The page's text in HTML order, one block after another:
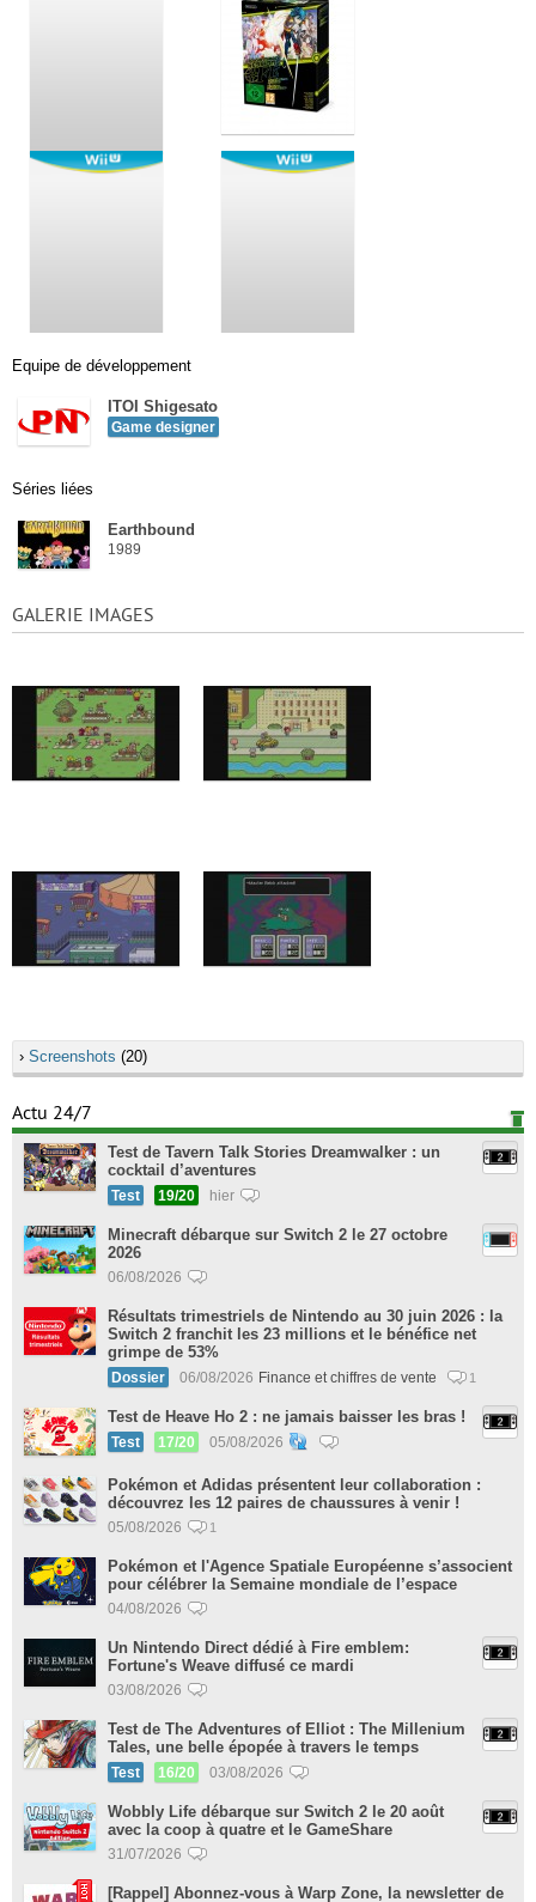
Equipe de développement
ITOI Shigesato
Game designer
Séries liées
Earthbound
1989
GALERIE IMAGES
› Screenshots (20)
Actu 24/7
Test de Tavern Talk Stories Dreamwalker : un
cocktail d’aventures
Test 19/20 hier
Minecraft débarque sur Switch 2 le 27 octobre
2026
06/08/2026
Résultats trimestriels de Nintendo au 30 juin 2026 : la
Switch 2 franchit les 23 millions et le bénéfice net
grimpe de 53%
Dossier 06/08/2026 Finance et chiffres de vente 1
Test de Heave Ho 2 : ne jamais baisser les bras !
Test 17/20 05/08/2026
Pokémon et Adidas présentent leur collaboration :
découvrez les 12 paires de chaussures à venir !
05/08/2026 1
Pokémon et l'Agence Spatiale Européenne s’associent
pour célébrer la Semaine mondiale de l’espace
04/08/2026
Un Nintendo Direct dédié à Fire emblem:
Fortune's Weave diffusé ce mardi
03/08/2026
Test de The Adventures of Elliot : The Millenium
Tales, une belle épopée à travers le temps
Test 16/20 03/08/2026
Wobbly Life débarque sur Switch 2 le 20 août
avec la coop à quatre et le GameShare
31/07/2026
[Rappel] Abonnez-vous à Warp Zone, la newsletter de